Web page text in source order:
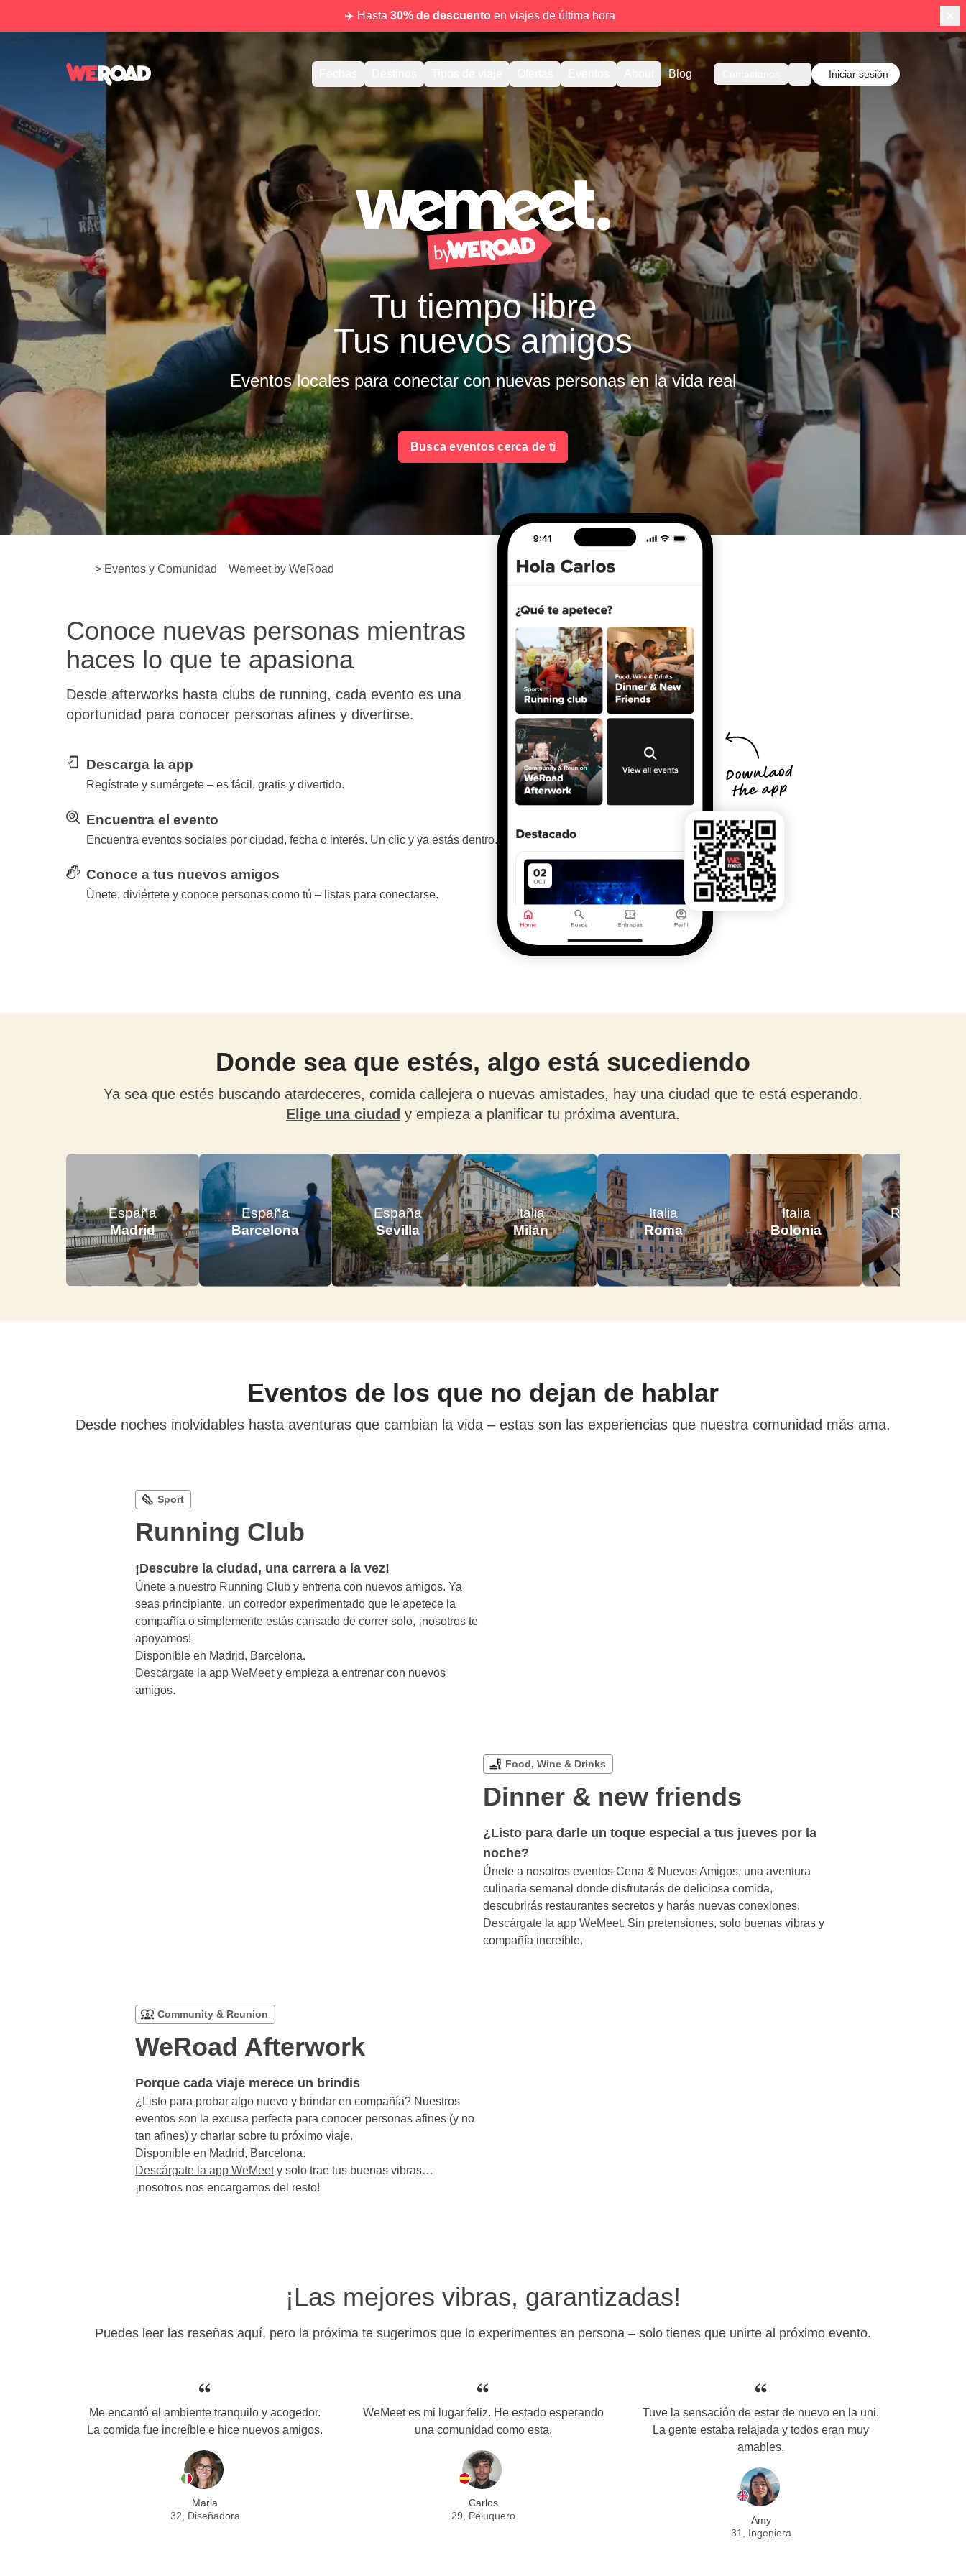
✈️ Hasta 30% de descuentoen viajes de última hora
Blog Iniciar sesión
Tu tiempo libre
Tus nuevos amigos
Eventos locales para conectar con nuevas personas en la vida real
Busca eventos cerca de ti
> Eventos y Comunidad Wemeet by WeRoad
Conoce nuevas personas mientras
haces lo que te apasiona
Desde afterworks hasta clubs de running, cada evento es una
oportunidad para conocer personas afines y divertirse.
Descarga la app
Regístrate y sumérgete – es fácil, gratis y divertido.
Encuentra el evento
Encuentra eventos sociales por ciudad, fecha o interés. Un clic y ya estás dentro.
Conoce a tus nuevos amigos
Únete, diviértete y conoce personas como tú – listas para conectarse.
Donde sea que estés, algo está sucediendo
Ya sea que estés buscando atardeceres, comida callejera o nuevas amistades, hay una ciudad que te está esperando.
Elige una ciudad y empieza a planificar tu próxima aventura.
España
Madrid
España
Barcelona
España
Sevilla
Italia
Milán
Italia
Roma
Italia
Bolonia
Reino
Eventos de los que no dejan de hablar
Desde noches inolvidables hasta aventuras que cambian la vida – estas son las experiencias que nuestra comunidad más ama.
Running Club
¡Descubre la ciudad, una carrera a la vez!
Únete a nuestro Running Club y entrena con nuevos amigos. Ya
seas principiante, un corredor experimentado que le apetece la
compañía o simplemente estás cansado de correr solo, ¡nosotros te
apoyamos!
Disponible en Madrid, Barcelona.
Descárgate la app WeMeety empieza a entrenar con nuevos
amigos.
Dinner & new friends
¿Listo para darle un toque especial a tus jueves por la
noche?
Únete a nosotros eventos Cena & Nuevos Amigos, una aventura
culinaria semanal donde disfrutarás de deliciosa comida,
descubrirás restaurantes secretos y harás nuevas conexiones.
Descárgate la app WeMeet. Sin pretensiones, solo buenas vibras y
compañía increíble.
WeRoad Afterwork
Porque cada viaje merece un brindis
¿Listo para probar algo nuevo y brindar en compañía? Nuestros
eventos son la excusa perfecta para conocer personas afines (y no
tan afines) y charlar sobre tu próximo viaje.
Disponible en Madrid, Barcelona.
Descárgate la app WeMeety solo trae tus buenas vibras…
¡nosotros nos encargamos del resto!
¡Las mejores vibras, garantizadas!
Puedes leer las reseñas aquí, pero la próxima te sugerimos que lo experimentes en persona – solo tienes que unirte al próximo evento.
Me encantó el ambiente tranquilo y acogedor.
La comida fue increíble e hice nuevos amigos.
Maria
32, Diseñadora
WeMeet es mi lugar feliz. He estado esperando
una comunidad como esta.
Carlos
29, Peluquero
Tuve la sensación de estar de nuevo en la uni.
La gente estaba relajada y todos eran muy
amables.
Amy
31, Ingeniera